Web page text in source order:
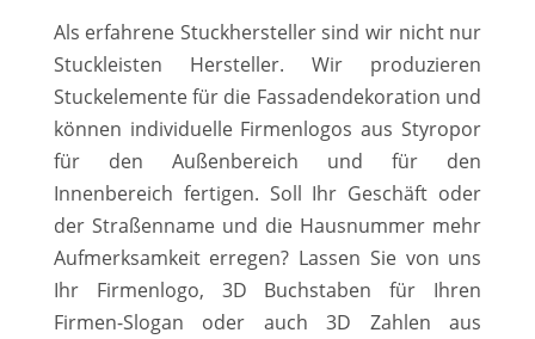
Als erfahrene Stuckhersteller sind wir nicht nur
Stuckleisten Hersteller. Wir produzieren
Stuckelemente für die Fassadendekoration und
können individuelle Firmenlogos aus Styropor
für den Außenbereich und für den
Innenbereich fertigen. Soll Ihr Geschäft oder
der Straßenname und die Hausnummer mehr
Aufmerksamkeit erregen? Lassen Sie von uns
Ihr Firmenlogo, 3D Buchstaben für Ihren
Firmen-Slogan oder auch 3D Zahlen aus